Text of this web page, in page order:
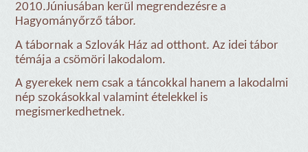
2010.Júniusában kerül megrendezésre a
Hagyományőrző tábor.
A tábornak a Szlovák Ház ad otthont. Az idei tábor
témája a csömöri lakodalom.
A gyerekek nem csak a táncokkal hanem a lakodalmi
nép szokásokkal valamint ételekkel is
megismerkedhetnek.